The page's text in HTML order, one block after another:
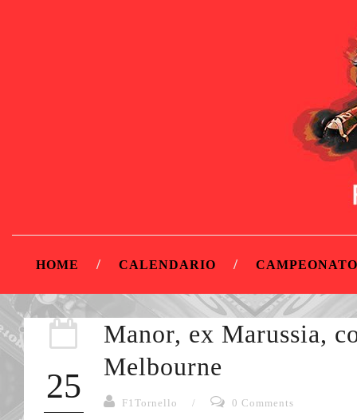
HOME CALENDARIO
25
Manor, ex Marussia,
Melbourne
F1Tornello / 0 Comments